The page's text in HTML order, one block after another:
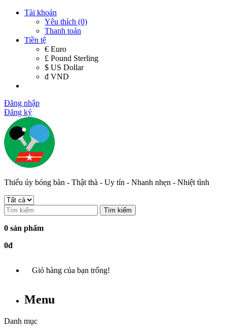
Tài khoản
Yêu thích (0)
Thanh toán
Tiền tệ
€ Euro
£ Pound Sterling
$ US Dollar
đ VND
Đăng nhập
Đăng ký
Thiếu úy bóng bàn - Thật thà - Uy tín - Nhanh nhẹn - Nhiệt tình
Tìm kiếm
0 sản phẩm
0đ
Giỏ hàng của bạn trống!
Menu
Danh mục